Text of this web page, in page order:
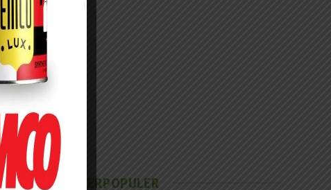
BERITA TERPOPULER